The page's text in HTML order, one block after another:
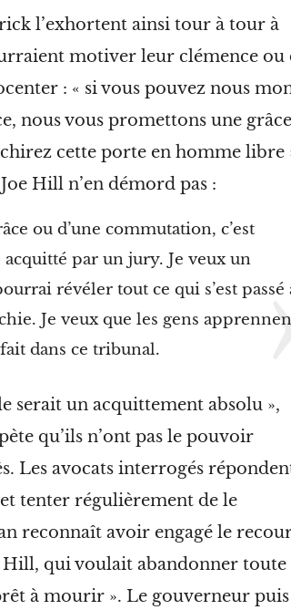
l’exhortent ainsi tour à tour à
motiver leur clémence ou
: « si vous pouvez nous
nous vous promettons une grâce
cette porte en homme libre
Hill n’en démord pas :
ou d’une commutation, c’est
par un jury. Je veux un
révéler tout ce qui s’est passé
Je veux que les gens
dans ce tribunal.
serait un acquittement absolu »,
qu’ils n’ont pas le pouvoir
Les avocats interrogés
tenter régulièrement de le
reconnaît avoir engagé le
Hill, qui voulait abandonner toute
à mourir ». Le gouverneur puis